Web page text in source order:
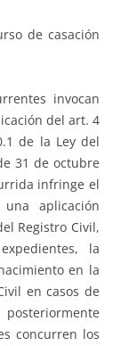
de casación
invocan
del art. 4
de la Ley del
31 de octubre
infringe el
aplicación
Registro Civil,
la
en la
en casos de
concurren los